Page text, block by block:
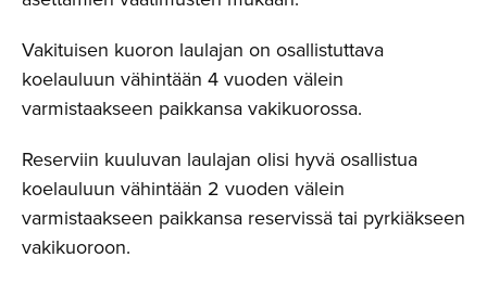
Vakituisen kuoron laulajan on osallistuttava
koelauluun vähintään 4 vuoden välein
varmistaakseen paikkansa vakikuorossa.
Reserviin kuuluvan laulajan olisi hyvä osallistua
koelauluun vähintään 2 vuoden välein
varmistaakseen paikkansa reservissä tai pyrkiäkseen
vakikuoroon.